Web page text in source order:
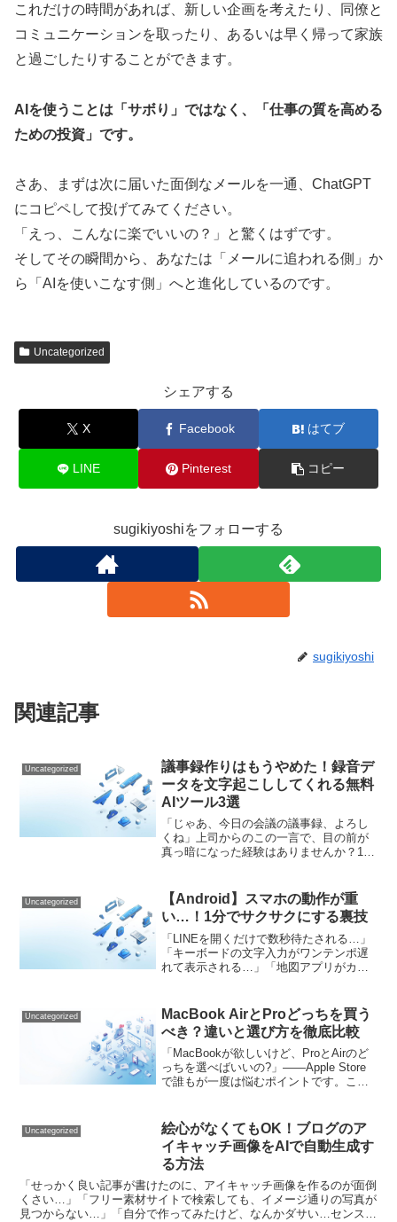
これだけの時間があれば、新しい企画を考えたり、同僚と
コミュニケーションを取ったり、あるいは早く帰って家族
と過ごしたりすることができます。
AIを使うことは「サボり」ではなく、「仕事の質を高める
ための投資」です。
さあ、まずは次に届いた面倒なメールを一通、ChatGPT
にコピペして投げてみてください。
「えっ、こんなに楽でいいの？」と驚くはずです。
そしてその瞬間から、あなたは「メールに追われる側」か
ら「AIを使いこなす側」へと進化しているのです。
Uncategorized
シェアする
X Facebook はてブ
LINE Pinterest コピー
sugikiyoshiをフォローする
sugikiyoshi
関連記事
Uncategorized
議事録作りはもうやめた！録音デ
ータを文字起こししてくれる無料
AIツール3選
「じゃあ、今日の会議の議事録、よろし
くね」上司からのこの一言で、目の前が
真っ暗になった経験はありませんか？1時
い、こーでもないと要約しているうち
に、気づけば「会議時間の...
Uncategorized
【Android】スマホの動作が重
い…！1分でサクサクにする裏技
「LINEを開くだけで数秒待たされる…」
「キーボードの文字入力がワンテンポ遅
れて表示される…」「地図アプリがカク
サクサクだったのに、気づけばモッサリ
とした動きに...
Uncategorized
MacBook AirとProどっちを買う
べき？違いと選び方を徹底比較
「MacBookが欲しいけど、ProとAirのど
っちを選べばいいの?」——Apple Store
で誰もが一度は悩むポイントです。この
を解説します。MacBook ...
Uncategorized
絵心がなくてもOK！ブログのア
イキャッチ画像をAIで自動生成す
る方法
「せっかく良い記事が書けたのに、アイキャッチ画像を作るのが面倒
くさい…」「フリー素材サイトで検索しても、イメージ通りの写真が
見つからない…」「自分で作ってみたけど、なんかダサい…センスが